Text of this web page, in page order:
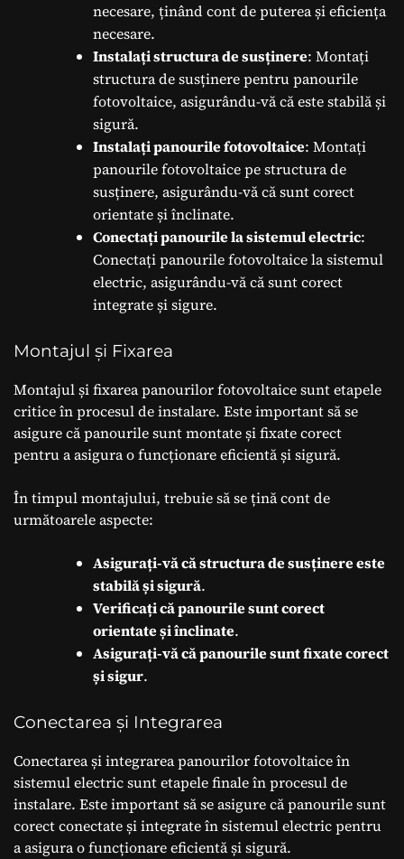
necesare, ținând cont de puterea și eficiența
necesare.
Instalați structura de susținere: Montați
structura de susținere pentru panourile
fotovoltaice, asigurându-vă că este stabilă și
sigură.
Instalați panourile fotovoltaice: Montați
panourile fotovoltaice pe structura de
susținere, asigurându-vă că sunt corect
orientate și înclinate.
Conectați panourile la sistemul electric:
Conectați panourile fotovoltaice la sistemul
electric, asigurându-vă că sunt corect
integrate și sigure.
Montajul și Fixarea
Montajul și fixarea panourilor fotovoltaice sunt etapele
critice în procesul de instalare. Este important să se
asigure că panourile sunt montate și fixate corect
pentru a asigura o funcționare eficientă și sigură.
În timpul montajului, trebuie să se țină cont de
următoarele aspecte:
Asigurați-vă că structura de susținere este
stabilă și sigură.
Verificați că panourile sunt corect
orientate și înclinate.
Asigurați-vă că panourile sunt fixate corect
și sigur.
Conectarea și Integrarea
Conectarea și integrarea panourilor fotovoltaice în
sistemul electric sunt etapele finale în procesul de
instalare. Este important să se asigure că panourile sunt
corect conectate și integrate în sistemul electric pentru
a asigura o funcționare eficientă și sigură.